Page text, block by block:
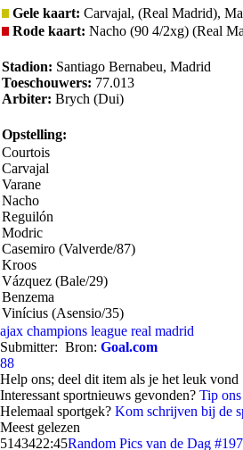
Gele kaart: Carvajal, (Real Madrid),
Rode kaart: Nacho (90 4/2xg) (Real
Stadion: Santiago Bernabeu, Madrid
Toeschouwers: 77.013
Arbiter: Brych (Dui)
Opstelling:
Courtois
Carvajal
Varane
Nacho
Reguilón
Modric
Casemiro (Valverde/87)
Kroos
Vázquez (Bale/29)
Benzema
Vinícius (Asensio/35)
ajax champions league real madrid
Submitter: Bron: Goal.com
88
Help ons; deel dit item als je het leuk vond
Interessant sportnieuws gevonden? Tip
Helemaal sportgek? Kom schrijven bij de
Meest gelezen
5143422:45Random Pics van de Dag